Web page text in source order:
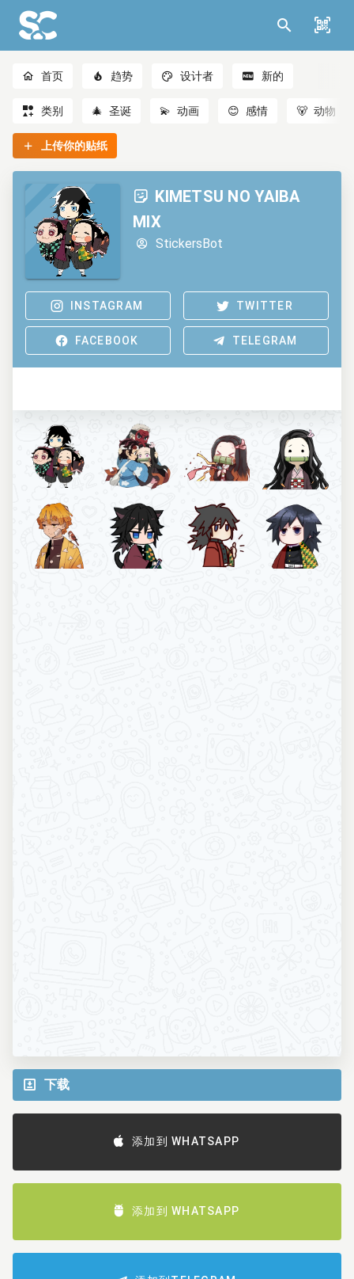
首页 趋势 设计者 新的
类别 🎄 圣诞 💫 动画 😊 感情 🐻 动物
上传你的贴纸
KIMETSU NO YAIBA
MIX
StickersBot
INSTAGRAM TWITTER
FACEBOOK TELEGRAM
下载
添加到 WHATSAPP
添加到 WHATSAPP